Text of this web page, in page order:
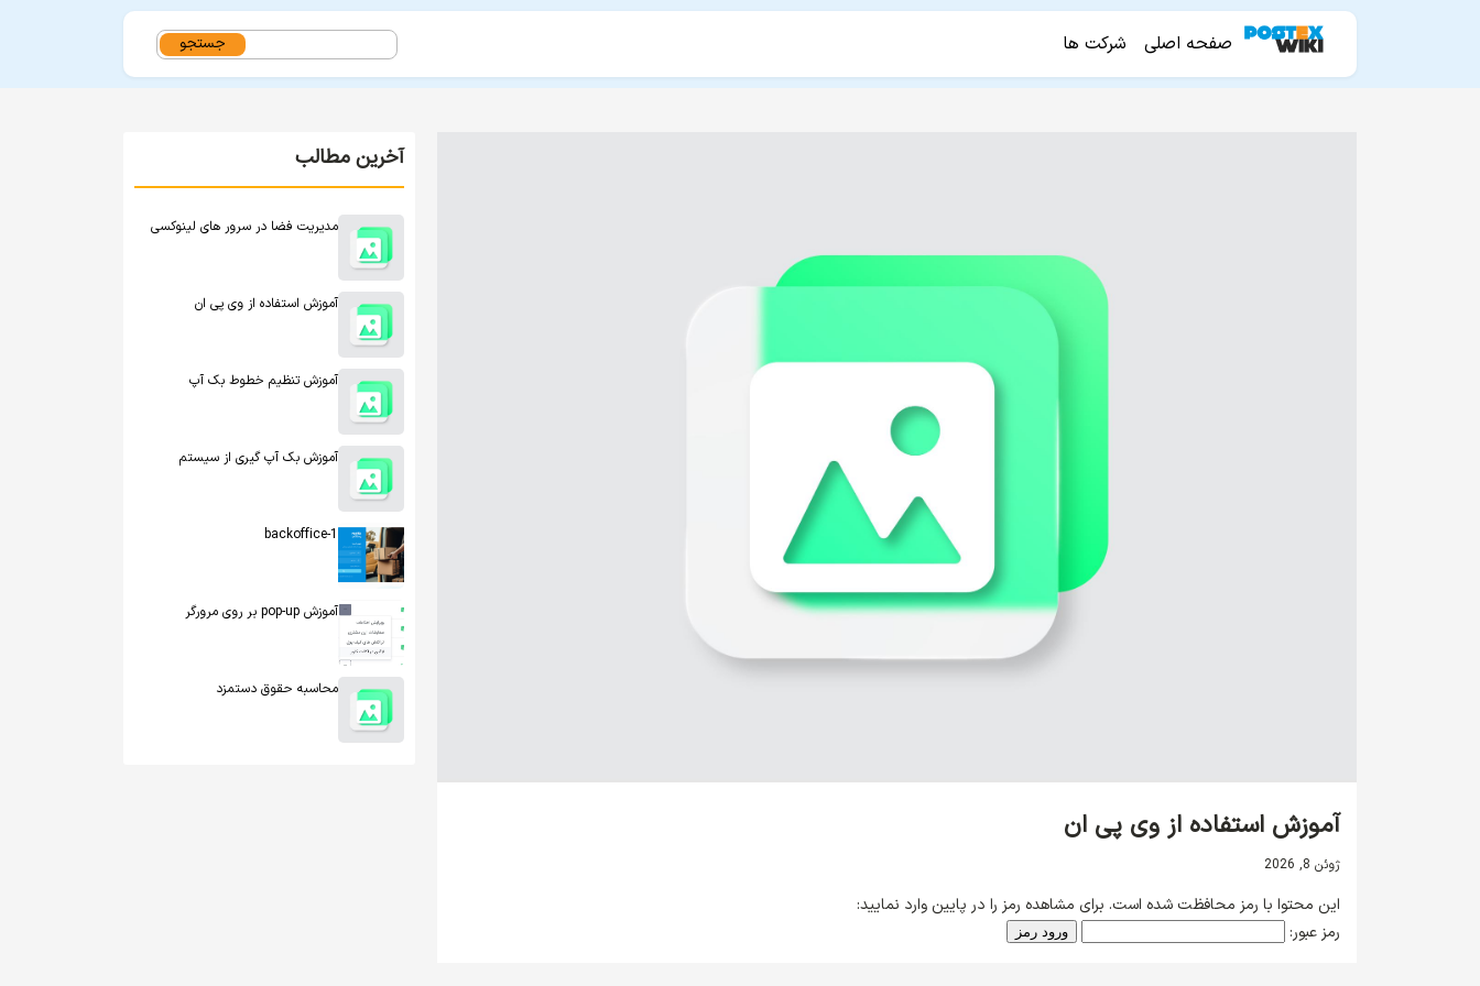
صفحه اصلی شرکت ها
جستجو
برای:
آموزش استفاده از وی پی ان
ژوئن 8, 2026
این محتوا با رمز محافظت شده است. برای مشاهده رمز را در پایین وارد نمایید:
رمز عبور:
آخرین مطالب
مدیریت فضا در سرور های لینوکسی
آموزش استفاده از وی پی ان
آموزش تنظیم خطوط بک آپ
آموزش بک آپ گیری از سیستم
backoffice-1
آموزش pop-up بر روی مرورگر
محاسبه حقوق دستمزد